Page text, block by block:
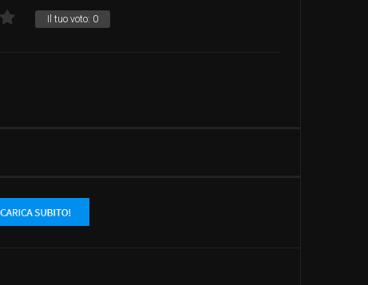
Il tuo voto: 0